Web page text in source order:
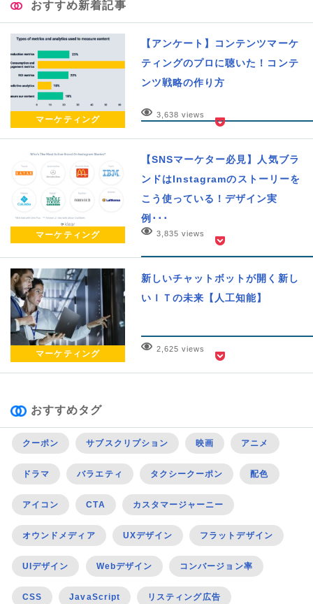
おすすめ新着記事
マーケティング
【アンケート】コンテンツマーケ
ティングのプロに聴いた！コンテ
ンツ戦略の作り方
3,638 views
マーケティング
【SNSマーケター必見】人気ブラ
ンドはInstagramのストーリーを
こう使っている！デザイン実
例･･･
3,835 views
マーケティング
新しいチャットボットが開く新し
いＩＴの未来【人工知能】
2,625 views
おすすめタグ
クーポン サブスクリプション 映画 アニメ
ドラマ バラエティ タクシークーポン 配色
アイコン CTA カスタマージャーニー
オウンドメディア UXデザイン フラットデザイン
UIデザイン Webデザイン コンバージョン率
CSS JavaScript リスティング広告